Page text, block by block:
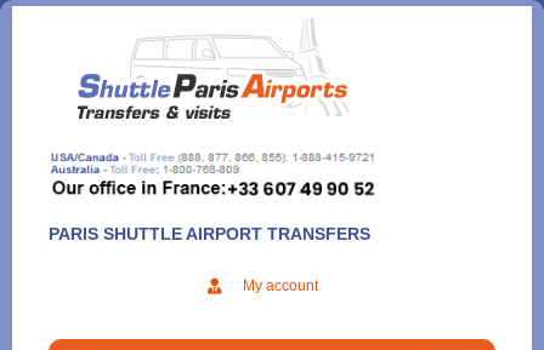
Aller
contenu
PARIS SHUTTLE AIRPORT TRANSFERS
My account